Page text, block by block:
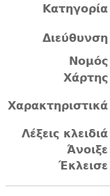
Κατηγορία
Διεύθυνση
Νομός
Χάρτης
Χαρακτηριστικά
Λέξεις κλειδιά
Άνοιξε
Έκλεισε